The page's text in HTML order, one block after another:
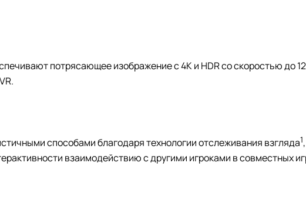
потрясающее изображение с 4K и HDR со скоростью до
способами благодаря технологии отслеживания взгляда1
взаимодействию с другими игроками в совместных